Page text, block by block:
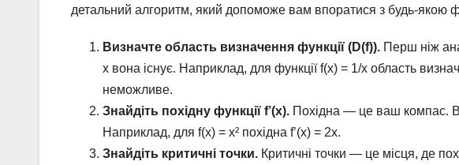
детальний алгоритм, який допоможе вам впоратися з будь-якою
Визначте область визначення функції (D(f)). Перш ніж
x вона існує. Наприклад, для функції f(x) = 1/x область
неможливе.
Знайдіть похідну функції f’(x). Похідна — це ваш компас.
Наприклад, для f(x) = x² похідна f’(x) = 2x.
Знайдіть критичні точки. Критичні точки — це місця, де